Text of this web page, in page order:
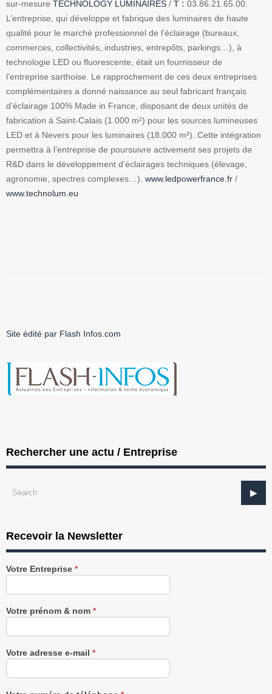
sur-mesure TECHNOLOGY LUMINAIRES / T : 03.86.21.65.00.
L’entreprise, qui développe et fabrique des luminaires de haute
qualité pour le marché professionnel de l’éclairage (bureaux,
commerces, collectivités, industries, entrepôts, parkings…), à
technologie LED ou fluorescente, était un fournisseur de
l’entreprise sarthoise. Le rapprochement de ces deux entreprises
complémentaires a donné naissance au seul fabricant français
d’éclairage 100% Made in France, disposant de deux unités de
fabrication à Saint-Calais (1.000 m²) pour les sources lumineuses
LED et à Nevers pour les luminaires (18.000 m²). Cette intégration
permettra à l’entreprise de poursuivre activement ses projets de
R&D dans le développement d’éclairages techniques (élevage,
agronomie, spectres complexes…). www.ledpowerfrance.fr /
www.technolum.eu
Site édité par Flash Infos.com
Rechercher une actu / Entreprise
Recevoir la Newsletter
Recevez
notre
gratuitement
Votre Entreprise *
Votre prénom & nom *
Votre adresse e-mail *